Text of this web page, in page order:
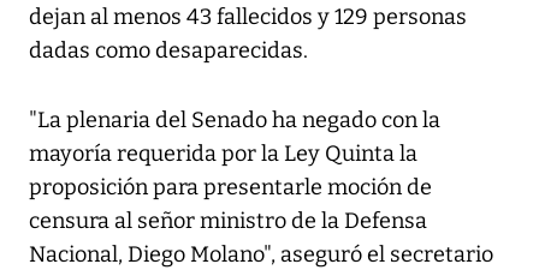
dejan al menos 43 fallecidos y 129 personas
dadas como desaparecidas.
"La plenaria del Senado ha negado con la
mayoría requerida por la Ley Quinta la
proposición para presentarle moción de
censura al señor ministro de la Defensa
Nacional, Diego Molano", aseguró el secretario